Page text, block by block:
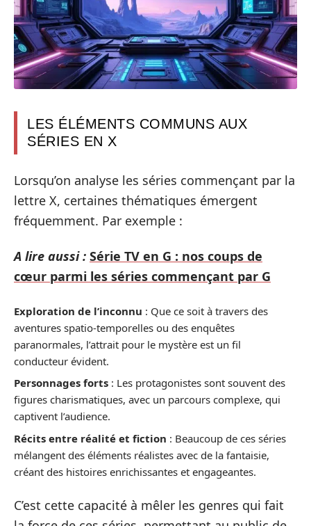
LES ÉLÉMENTS COMMUNS AUX
SÉRIES EN X
Lorsqu’on analyse les séries commençant par la
lettre X, certaines thématiques émergent
fréquemment. Par exemple :
A lire aussi : Série TV en G : nos coups de
cœur parmi les séries commençant par G
Exploration de l’inconnu : Que ce soit à travers des
aventures spatio-temporelles ou des enquêtes
paranormales, l’attrait pour le mystère est un fil
conducteur évident.
Personnages forts : Les protagonistes sont souvent des
figures charismatiques, avec un parcours complexe, qui
captivent l’audience.
Récits entre réalité et fiction : Beaucoup de ces séries
mélangent des éléments réalistes avec de la fantaisie,
créant des histoires enrichissantes et engageantes.
C’est cette capacité à mêler les genres qui fait